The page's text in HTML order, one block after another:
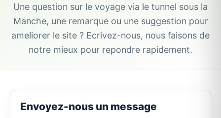
Une question sur le voyage via le tunnel sous la
Manche, une remarque ou une suggestion pour
ameliorer le site ? Ecrivez-nous, nous faisons de
notre mieux pour repondre rapidement.
Envoyez-nous un message